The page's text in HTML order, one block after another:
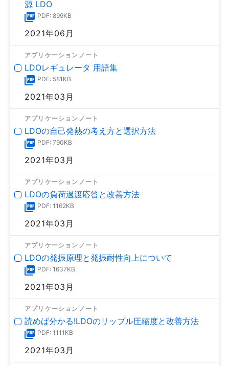
源 LDO
PDF: 899KB
2021年06月
アプリケーションノート
LDOレギュレータ 用語集
PDF: 581KB
2021年03月
アプリケーションノート
LDOの自己発熱の考え方と選択方法
PDF: 790KB
2021年03月
アプリケーションノート
LDOの負荷過渡応答と改善方法
PDF: 1162KB
2021年03月
アプリケーションノート
LDOの発振原理と発振耐性向上について
PDF: 1637KB
2021年03月
アプリケーションノート
読めば分かる!LDOのリップル圧縮度と改善方法
PDF: 1111KB
2021年03月